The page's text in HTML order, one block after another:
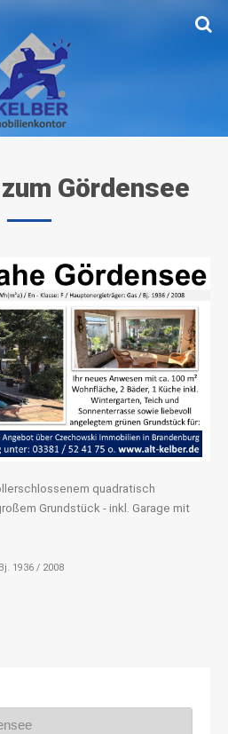
zum Gördensee
quadratisch
Grundstück - inkl. Garage mit
1936 / 2008